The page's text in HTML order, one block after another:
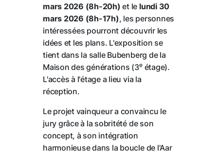
mars 2026 (8h-20h) et le lundi 30
mars 2026 (8h-17h), les personnes
intéressées pourront découvrir les
idées et les plans. L'exposition se
tient dans la salle Bubenberg de la
Maison des générations (3eétage).
L'accès à l'étage a lieu via la
réception.
Le projet vainqueur a convaincu le
jury grâce à la sobritété de son
concept, à son intégration
harmonieuse dans la boucle de l'Aar